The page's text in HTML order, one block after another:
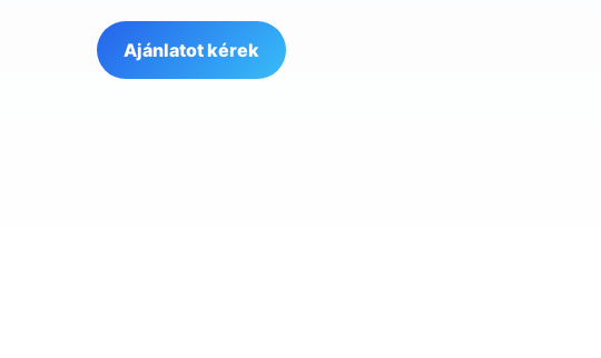
Ajánlatot kérek